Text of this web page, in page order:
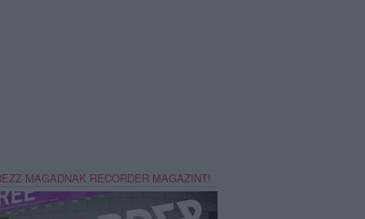
MAGADNAK RECORDER MAGAZINT!